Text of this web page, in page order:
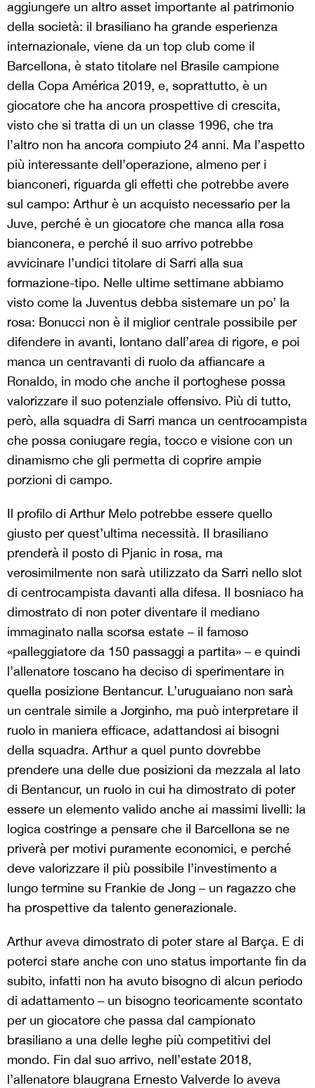
aggiungere un altro asset importante al patrimonio
della società: il brasiliano ha grande esperienza
internazionale, viene da un top club come il
Barcellona, è stato titolare nel Brasile campione
della Copa América 2019, e, soprattutto, è un
giocatore che ha ancora prospettive di crescita,
visto che si tratta di un un classe 1996, che tra
l’altro non ha ancora compiuto 24 anni. Ma l’aspetto
più interessante dell’operazione, almeno per i
bianconeri, riguarda gli effetti che potrebbe avere
sul campo: Arthur è un acquisto necessario per la
Juve, perché è un giocatore che manca alla rosa
bianconera, e perché il suo arrivo potrebbe
avvicinare l’undici titolare di Sarri alla sua
formazione-tipo. Nelle ultime settimane abbiamo
visto come la Juventus debba sistemare un po’ la
rosa: Bonucci non è il miglior centrale possibile per
difendere in avanti, lontano dall’area di rigore, e poi
manca un centravanti di ruolo da affiancare a
Ronaldo, in modo che anche il portoghese possa
valorizzare il suo potenziale offensivo. Più di tutto,
però, alla squadra di Sarri manca un centrocampista
che possa coniugare regia, tocco e visione con un
dinamismo che gli permetta di coprire ampie
porzioni di campo.
Il profilo di Arthur Melo potrebbe essere quello
giusto per quest’ultima necessità. Il brasiliano
prenderà il posto di Pjanic in rosa, ma
verosimilmente non sarà utilizzato da Sarri nello slot
di centrocampista davanti alla difesa. Il bosniaco ha
dimostrato di non poter diventare il mediano
immaginato nalla scorsa estate – il famoso
«palleggiatore da 150 passaggi a partita» – e quindi
l’allenatore toscano ha deciso di sperimentare in
quella posizione Bentancur. L’uruguaiano non sarà
un centrale simile a Jorginho, ma può interpretare il
ruolo in maniera efficace, adattandosi ai bisogni
della squadra. Arthur a quel punto dovrebbe
prendere una delle due posizioni da mezzala al lato
di Bentancur, un ruolo in cui ha dimostrato di poter
essere un elemento valido anche ai massimi livelli: la
logica costringe a pensare che il Barcellona se ne
priverà per motivi puramente economici, e perché
deve valorizzare il più possibile l’investimento a
lungo termine su Frankie de Jong – un ragazzo che
ha prospettive da talento generazionale.
Arthur aveva dimostrato di poter stare al Barça. E di
poterci stare anche con uno status importante fin da
subito, infatti non ha avuto bisogno di alcun periodo
di adattamento – un bisogno teoricamente scontato
per un giocatore che passa dal campionato
brasiliano a una delle leghe più competitivi del
mondo. Fin dal suo arrivo, nell’estate 2018,
l’allenatore blaugrana Ernesto Valverde lo aveva